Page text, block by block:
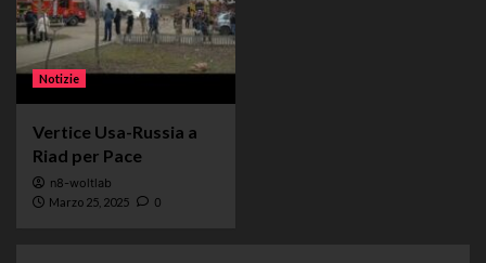
Notizie
Vertice Usa-Russia a
Riad per Pace
n8-woltlab
Marzo 25, 2025 0